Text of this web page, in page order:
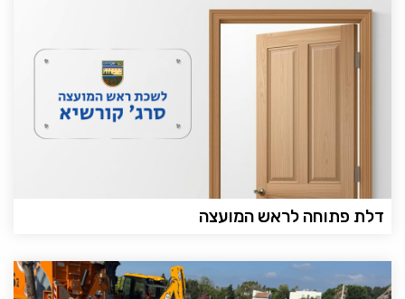
דלת פתוחה לראש המועצה